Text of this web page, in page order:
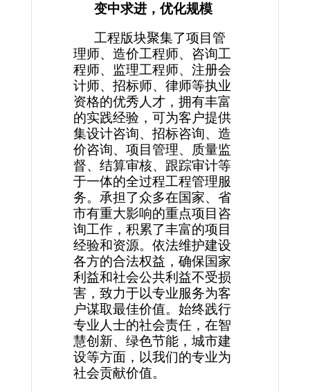
变中求进，优化规模
工程版块聚集了项目管
理师、造价工程师、咨询工
程师、监理工程师、注册会
计师、招标师、律师等执业
资格的优秀人才，拥有丰富
的实践经验，可为客户提供
集设计咨询、招标咨询、造
价咨询、项目管理、质量监
督、结算审核、跟踪审计等
于一体的全过程工程管理服
务。承担了众多在国家、省
市有重大影响的重点项目咨
询工作，积累了丰富的项目
经验和资源。依法维护建设
各方的合法权益，确保国家
利益和社会公共利益不受损
害，致力于以专业服务为客
户谋取最佳价值。始终践行
专业人士的社会责任，在智
慧创新、绿色节能，城市建
设等方面，以我们的专业为
社会贡献价值。